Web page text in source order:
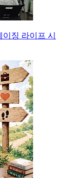
징 라이프 시